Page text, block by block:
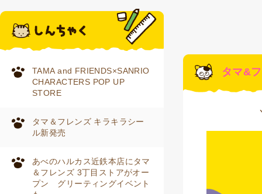
TAMA and FRIENDS×SANRIO
CHARACTERS POP UP
STORE
タマ＆フレンズ キラキラシー
ル新発売
あべのハルカス近鉄本店にタマ
＆フレンズ 3丁目ストアがオー
プン グリーティングイベント
タマ&